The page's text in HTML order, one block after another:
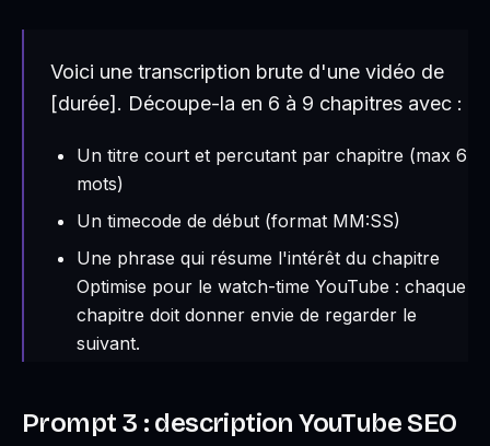
Voici une transcription brute d'une vidéo de
[durée]. Découpe-la en 6 à 9 chapitres avec :
Un titre court et percutant par chapitre (max 6
mots)
Un timecode de début (format MM:SS)
Une phrase qui résume l'intérêt du chapitre
Optimise pour le watch-time YouTube : chaque
chapitre doit donner envie de regarder le
suivant.
Prompt 3 : description YouTube SEO